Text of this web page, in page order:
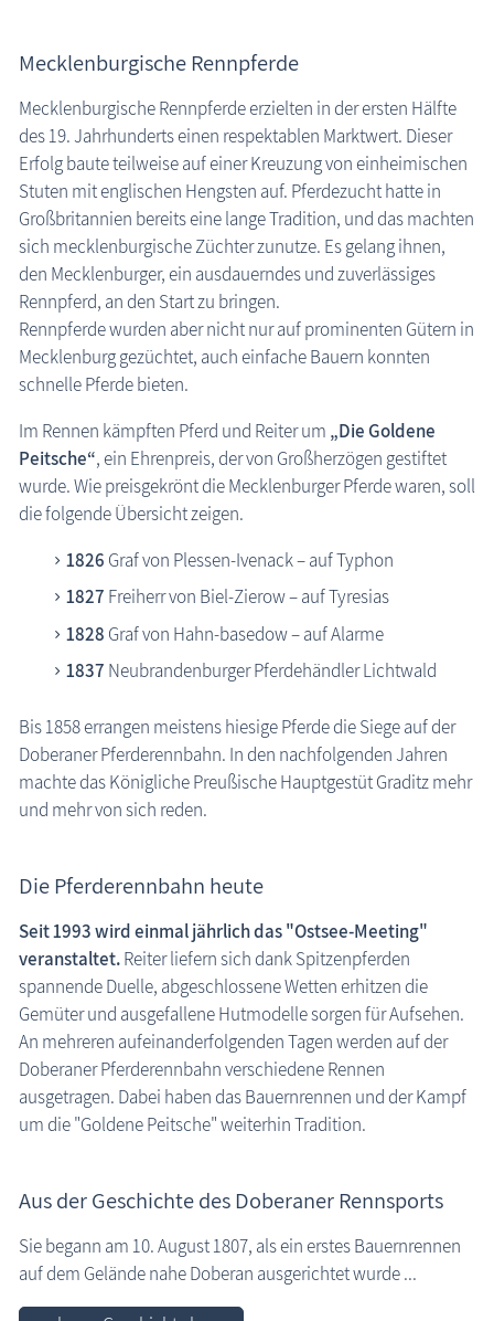
Mecklenburgische Rennpferde
Mecklenburgische Rennpferde erzielten in der ersten Hälfte
des 19. Jahrhunderts einen respektablen Marktwert. Dieser
Erfolg baute teilweise auf einer Kreuzung von einheimischen
Stuten mit englischen Hengsten auf. Pferdezucht hatte in
Großbritannien bereits eine lange Tradition, und das machten
sich mecklenburgische Züchter zunutze. Es gelang ihnen,
den Mecklenburger, ein ausdauerndes und zuverlässiges
Rennpferd, an den Start zu bringen.
Rennpferde wurden aber nicht nur auf prominenten Gütern in
Mecklenburg gezüchtet, auch einfache Bauern konnten
schnelle Pferde bieten.
Im Rennen kämpften Pferd und Reiter um „Die Goldene
Peitsche“, ein Ehrenpreis, der von Großherzögen gestiftet
wurde. Wie preisgekrönt die Mecklenburger Pferde waren, soll
die folgende Übersicht zeigen.
1826 Graf von Plessen-Ivenack – auf Typhon
1827 Freiherr von Biel-Zierow – auf Tyresias
1828 Graf von Hahn-basedow – auf Alarme
1837 Neubrandenburger Pferdehändler Lichtwald
Bis 1858 errangen meistens hiesige Pferde die Siege auf der
Doberaner Pferderennbahn. In den nachfolgenden Jahren
machte das Königliche Preußische Hauptgestüt Graditz mehr
und mehr von sich reden.
Die Pferderennbahn heute
Seit 1993 wird einmal jährlich das "Ostsee-Meeting"
veranstaltet.Reiter liefern sich dank Spitzenpferden
spannende Duelle, abgeschlossene Wetten erhitzen die
Gemüter und ausgefallene Hutmodelle sorgen für Aufsehen.
An mehreren aufeinanderfolgenden Tagen werden auf der
Doberaner Pferderennbahn verschiedene Rennen
ausgetragen. Dabei haben das Bauernrennen und der Kampf
um die "Goldene Peitsche" weiterhin Tradition.
Aus der Geschichte des Doberaner Rennsports
Sie begann am 10. August 1807, als ein erstes Bauernrennen
auf dem Gelände nahe Doberan ausgerichtet wurde ...